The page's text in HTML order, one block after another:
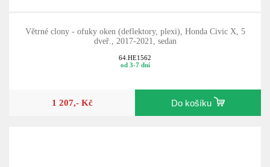
Větrné clony - ofuky oken (deflektory, plexi), Honda Civic X, 5
dveř., 2017-2021, sedan
64.HE1562
od 3-7 dní
1 207,- Kč Do košíku